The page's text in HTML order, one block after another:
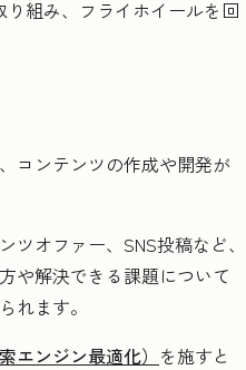
組み、フライホイールを回
コンテンツの作成や開発が
オファー、SNS投稿など、
や解決できる課題について
れます。
エンジン最適化） を施すと